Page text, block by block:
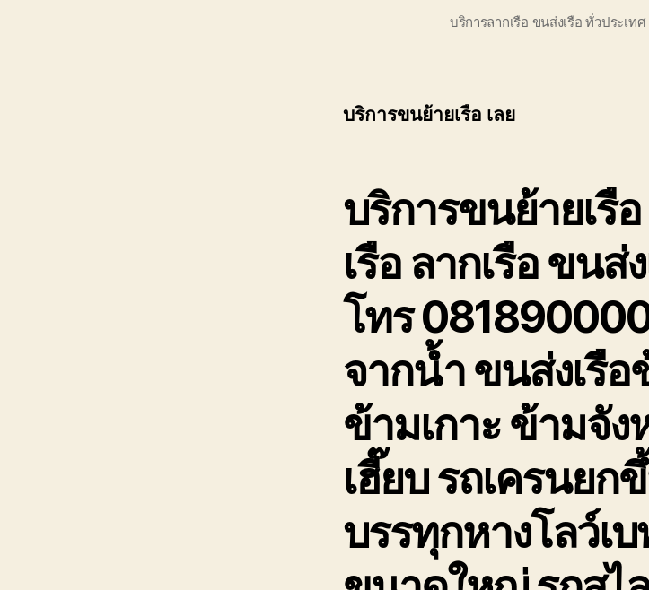
บริการลากเรือ ขนส่งเรือ ทั่วประเ
บริการขนย้ายเรือ เลย
บริการขนย้ายเรือ
เรือ ลากเรือ ขนส่
โทร
จากน้ำ ขนส่งเรือ
ข้ามเกาะ ข้ามจัง
เฮี๊ยบ รถเครนยก
บรรทุกหางโลว์เ